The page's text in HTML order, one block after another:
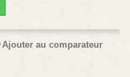
Ajouter au comparateur